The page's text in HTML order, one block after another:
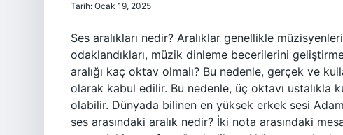
Tarih: Ocak 19, 2025
Ses aralıkları nedir? Aralıklar genellikle
odaklandıkları, müzik dinleme becerilerini
aralığı kaç oktav olmalı? Bu nedenle, gerçek ve
olarak kabul edilir. Bu nedenle, üç oktavı ustalıkla
olabilir. Dünyada bilinen en yüksek erkek sesi
ses arasındaki aralık nedir? İki nota arasındaki